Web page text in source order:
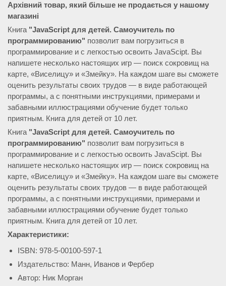
Архівний товар, який більше не продається у нашому
магазині
Книга "JavaScript для детей. Самоучитель по
программированию" позволит вам погрузиться в
программирование и с легкостью освоить JavaScipt. Вы
напишете несколько настоящих игр — поиск сокровищ на
карте, «Виселицу» и «Змейку». На каждом шаге вы сможете
оценить результаты своих трудов — в виде работающей
программы, а с понятными инструкциями, примерами и
забавными иллюстрациями обучение будет только
приятным. Книга для детей от 10 лет.
Книга "JavaScript для детей. Самоучитель по
программированию" позволит вам погрузиться в
программирование и с легкостью освоить JavaScipt. Вы
напишете несколько настоящих игр — поиск сокровищ на
карте, «Виселицу» и «Змейку». На каждом шаге вы сможете
оценить результаты своих трудов — в виде работающей
программы, а с понятными инструкциями, примерами и
забавными иллюстрациями обучение будет только
приятным. Книга для детей от 10 лет.
Характеристики:
ISBN: 978-5-00100-597-1
Издательство: Манн, Иванов и Фербер
Автор: Ник Морган